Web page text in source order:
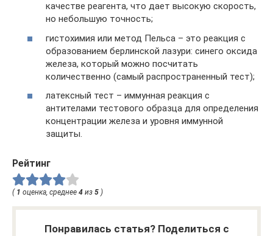
качестве реагента, что дает высокую скорость,
но небольшую точность;
гистохимия или метод Пельса – это реакция с
образованием берлинской лазури: синего оксида
железа, который можно посчитать
количественно (самый распространенный тест);
латексный тест – иммунная реакция с
антителами тестового образца для определения
концентрации железа и уровня иммунной
защиты.
Рейтинг
( 1 оценка, среднее 4 из 5 )
Понравилась статья? Поделиться с